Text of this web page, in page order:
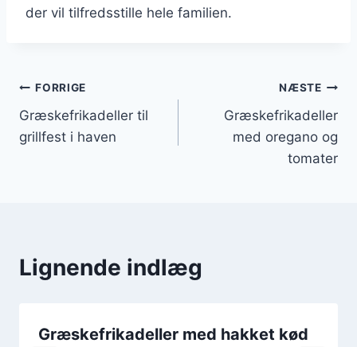
der vil tilfredsstille hele familien.
Indlægsnavigation
FORRIGE
Græskefrikadeller til
grillfest i haven
NÆSTE
Græskefrikadeller
med oregano og
tomater
Lignende indlæg
Græskefrikadeller med hakket kød